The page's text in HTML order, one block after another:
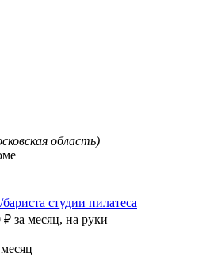
область)
студии пилатеса
₽ за месяц, на руки